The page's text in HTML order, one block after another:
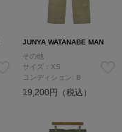
JUNYA WATANABE MAN
その他
サイズ：XS
コンディション: B
19,200円（税込）